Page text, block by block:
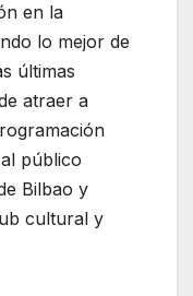
en la
lo mejor de
últimas
atraer a
público
Bilbao y
cultural y